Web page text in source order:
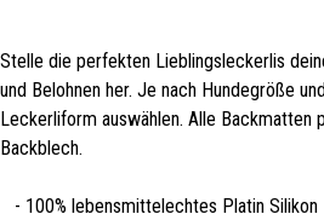
Stelle die perfekten Lieblingsleckerlis
und Belohnen her. Je nach Hundegröße
Leckerliform auswählen. Alle Backmatten
Backblech.
- 100% lebensmittelechtes Platin Silikon